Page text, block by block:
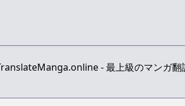
- 最上級のマンガ翻